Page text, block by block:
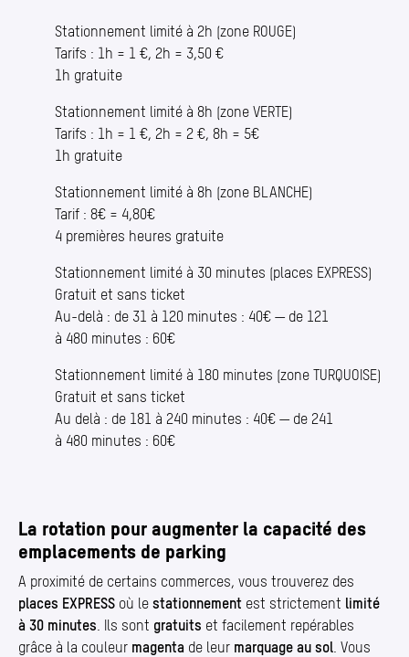
Stationnement limité à 2h (zone ROUGE)
Tarifs : 1h = 1 €, 2h = 3,50 €
1h gratuite
Stationnement limité à 8h (zone VERTE)
Tarifs : 1h = 1 €, 2h = 2 €, 8h = 5€
1h gratuite
Stationnement limité à 8h (zone BLANCHE)
Tarif : 8€ = 4,80€
4 premières heures gratuite
Stationnement limité à 30 minutes (places EXPRESS)
Gratuit et sans ticket
Au-delà : de 31 à 120 minutes : 40€ — de 121
à 480 minutes : 60€
Stationnement limité à 180 minutes (zone TURQUOISE)
Gratuit et sans ticket
Au delà : de 181 à 240 minutes : 40€ — de 241
à 480 minutes : 60€
La rotation pour augmenter la capacité des
emplacements de parking
A proximité de certains commerces, vous trouverez des
places EXPRESS où le stationnement est strictement limité
à 30 minutes . Ils sont gratuits et facilement repérables
grâce à la couleur magenta de leur marquage au sol . Vous